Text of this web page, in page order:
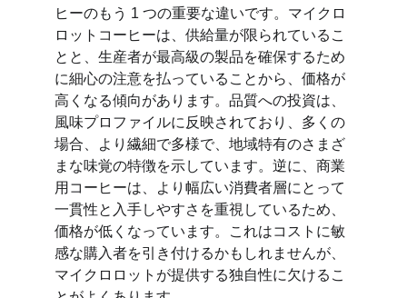
ヒーのもう 1 つの重要な違いです。マイクロ
ロットコーヒーは、供給量が限られているこ
とと、生産者が最高級の製品を確保するため
に細心の注意を払っていることから、価格が
高くなる傾向があります。品質への投資は、
風味プロファイルに反映されており、多くの
場合、より繊細で多様で、地域特有のさまざ
まな味覚の特徴を示しています。逆に、商業
用コーヒーは、より幅広い消費者層にとって
一貫性と入手しやすさを重視しているため、
価格が低くなっています。これはコストに敏
感な購入者を引き付けるかもしれませんが、
マイクロロットが提供する独自性に欠けるこ